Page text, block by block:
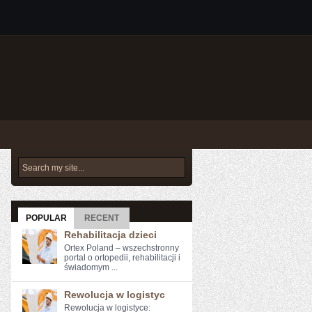
POPULAR RECENT
Rehabilitacja dzieci
Ortex Poland – wszechstronny
portal o ortopedii, rehabilitacji i
świadomym ...
Rewolucja w logistyc
Rewolucja ⁢w⁢ logistyce: